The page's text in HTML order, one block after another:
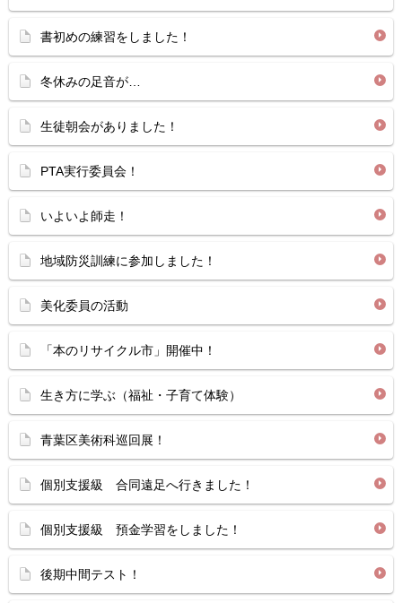
書初めの練習をしました！
冬休みの足音が…
生徒朝会がありました！
PTA実行委員会！
いよいよ師走！
地域防災訓練に参加しました！
美化委員の活動
「本のリサイクル市」開催中！
生き方に学ぶ（福祉・子育て体験）
青葉区美術科巡回展！
個別支援級 合同遠足へ行きました！
個別支援級 預金学習をしました！
後期中間テスト！